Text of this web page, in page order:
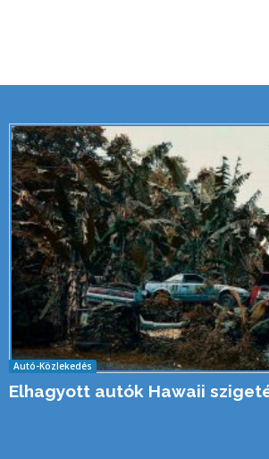
Autó-Közlekedés
Elhagyott autók Hawaii